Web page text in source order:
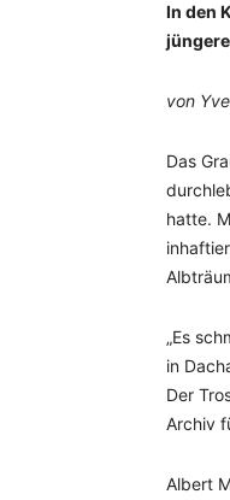
In den
von
Das
hatte.
„Es
in
Der
Archiv
Albert